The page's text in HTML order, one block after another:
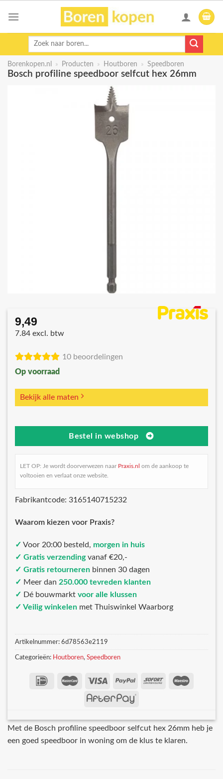
Zoeken
Borenkopen.nl » Producten » Houtboren » Speedboren
Bosch profiline speedboor selfcut hex 26mm
9,49
7.84 excl. btw
10 beoordelingen
Op voorraad
Bekijk alle maten
Bestel in webshop
LET OP: Je wordt doorverwezen naar Praxis.nl om de aankoop te
voltooien en verlaat onze website.
Fabrikantcode: 3165140715232
Waarom kiezen voor Praxis?
✓ Voor 20:00 besteld, morgen in huis
✓ Gratis verzendingvanaf €20,-
✓ Gratis retourneren binnen 30 dagen
✓ Meer dan 250.000 tevreden klanten
✓ Dé bouwmarkt voor alle klussen
✓ Veilig winkelen met Thuiswinkel Waarborg
Artikelnummer: 6d78563e2119
Categorieën: Houtboren, Speedboren
Met de Bosch profiline speedboor selfcut hex 26mm heb je
een goed speedboor in woning om de klus te klaren.